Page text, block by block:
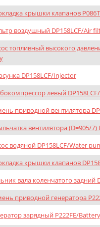
крышки клапанов
воздушный DP158LCF/Air
топливный высокого
DP158LCF/Injector
левый
приводной вентилятора
вентилятора (D=905/7)
водяной DP158LCF/Water
крышки клапанов
вала коленчатого задний
приводной генератора
зарядный P222FE/